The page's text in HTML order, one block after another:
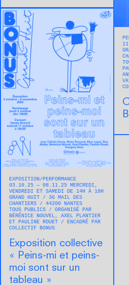
EXPOSITION
PERFORMANCE
03.10.25 — 08.11.25 MERCREDI,
VENDREDI ET SAMEDI DE 14H À 18H
GRAND HUIT
36 MAIL DES
CHANTIERS
44200 NANTES
TOUS PUBLICS
ORGANISÉ PAR
BÉRÉNICE NOUVEL, AXEL PLANTIER
ET PAULINE ROUET
ENCADRÉ PAR
COLLECTIF BONUS
Exposition collective
« Peins-mi et peins-
moi sont sur un
tableau »